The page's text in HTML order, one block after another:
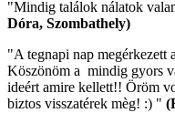
"Mindig találok nálatok
Dóra, Szombathely)
"A tegnapi nap megérkezett a
Köszönöm a mindig gyors
ideért amire kellett!! Öröm
biztos visszatérek mèg! :) "